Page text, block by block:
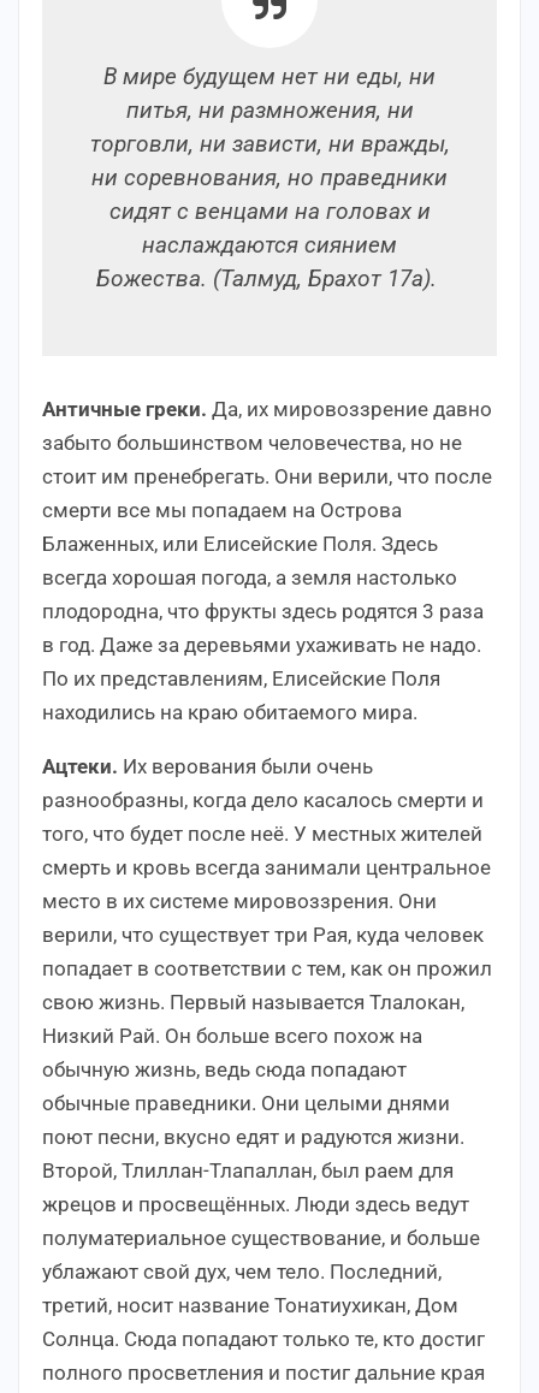
В мире будущем нет ни еды, ни
питья, ни размножения, ни
торговли, ни зависти, ни вражды,
ни соревнования, но праведники
сидят с венцами на головах и
наслаждаются сиянием
Божества. (Талмуд, Брахот 17а).
Античные греки. Да, их мировоззрение давно
забыто большинством человечества, но не
стоит им пренебрегать. Они верили, что после
смерти все мы попадаем на Острова
Блаженных, или Елисейские Поля. Здесь
всегда хорошая погода, а земля настолько
плодородна, что фрукты здесь родятся 3 раза
в год. Даже за деревьями ухаживать не надо.
По их представлениям, Елисейские Поля
находились на краю обитаемого мира.
Ацтеки. Их верования были очень
разнообразны, когда дело касалось смерти и
того, что будет после неё. У местных жителей
смерть и кровь всегда занимали центральное
место в их системе мировоззрения. Они
верили, что существует три Рая, куда человек
попадает в соответствии с тем, как он прожил
свою жизнь. Первый называется Тлалокан,
Низкий Рай. Он больше всего похож на
обычную жизнь, ведь сюда попадают
обычные праведники. Они целыми днями
поют песни, вкусно едят и радуются жизни.
Второй, Тлиллан-Тлапаллан, был раем для
жрецов и просвещённых. Люди здесь ведут
полуматериальное существование, и больше
ублажают свой дух, чем тело. Последний,
третий, носит название Тонатиухикан, Дом
Солнца. Сюда попадают только те, кто достиг
полного просветления и постиг дальние края